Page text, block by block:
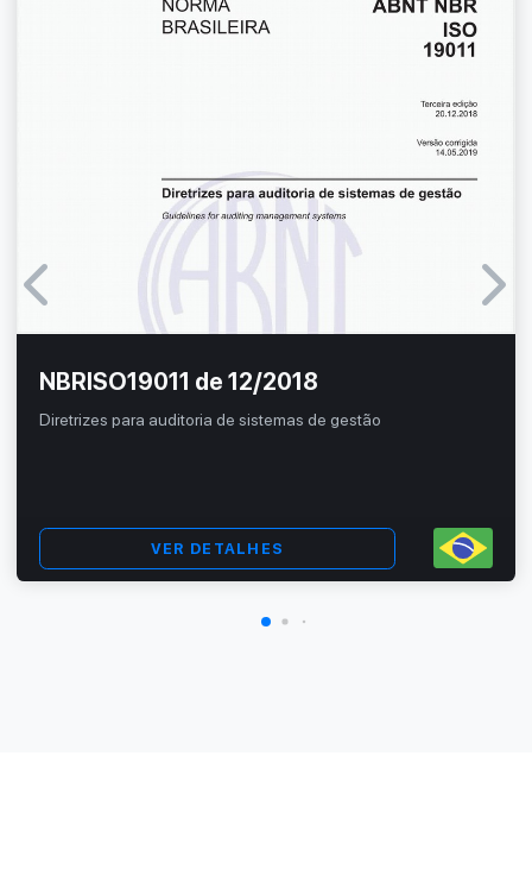
NBRISO19011 de 12/2018
Diretrizes para auditoria de sistemas de gestão
VER DETALHES